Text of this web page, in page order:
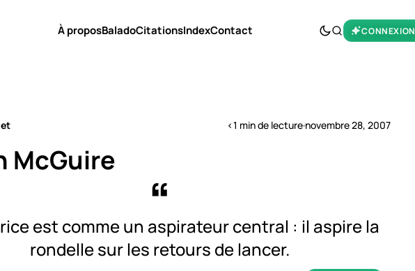
À proposBaladoCitationsIndexContact CONNEXION
<1 min de lecture·novembre 28, 2007
McGuire
est comme un aspirateur central : il aspire la
rondelle sur les retours de lancer.